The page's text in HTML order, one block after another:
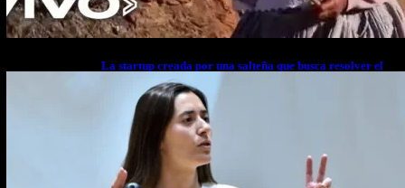
La startup creada por una salteña que busca resolver el
estrés financiero en Latinoamérica